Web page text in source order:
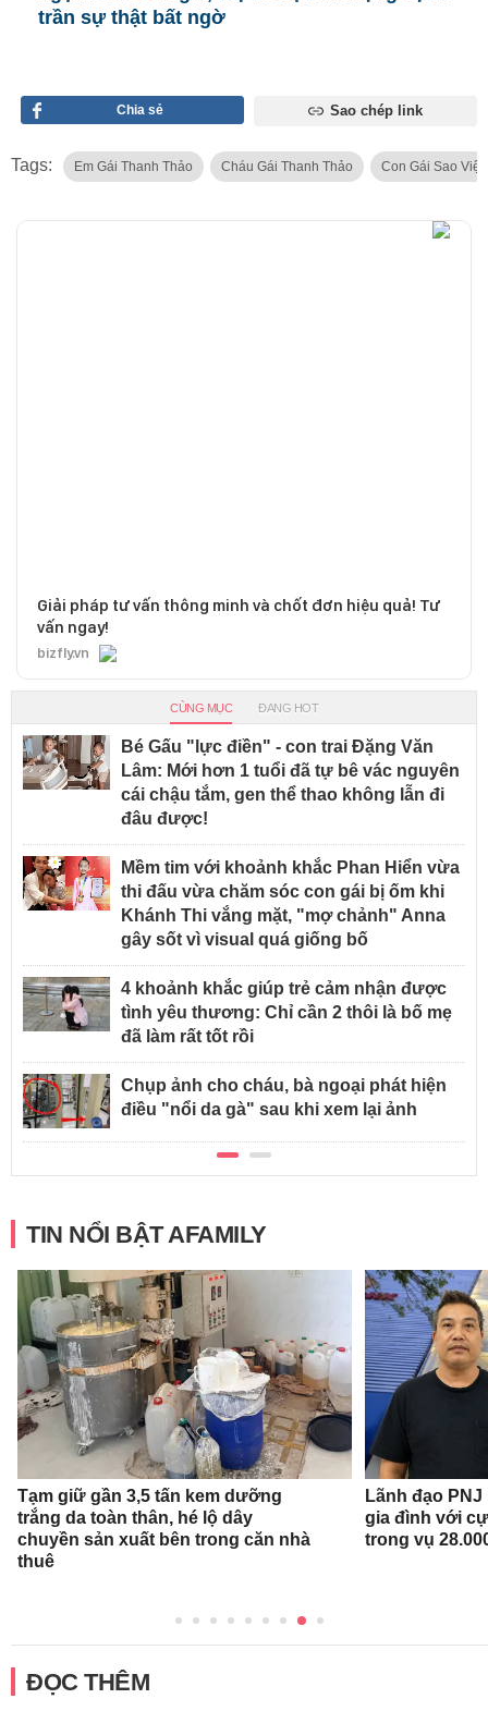
trần sự thật bất ngờ
Chia sẻ Sao chép link
Tags: Em Gái Thanh Thảo Cháu Gái Thanh Thảo Con Gái Sao Việt
Giải pháp tư vấn thông minh và chốt đơn hiệu quả! Tư
vấn ngay!
bizfly.vn
CÙNG MỤC ĐANG HOT
Bé Gấu "lực điền" - con trai Đặng Văn
Lâm: Mới hơn 1 tuổi đã tự bê vác nguyên
cái chậu tắm, gen thể thao không lẫn đi
đâu được!
Mềm tim với khoảnh khắc Phan Hiển vừa
thi đấu vừa chăm sóc con gái bị ốm khi
Khánh Thi vắng mặt, "mợ chảnh" Anna
gây sốt vì visual quá giống bố
4 khoảnh khắc giúp trẻ cảm nhận được
tình yêu thương: Chỉ cần 2 thôi là bố mẹ
đã làm rất tốt rồi
Chụp ảnh cho cháu, bà ngoại phát hiện
điều "nổi da gà" sau khi xem lại ảnh
TIN NỔI BẬT AFAMILY
Tạm giữ gần 3,5 tấn kem dưỡng
trắng da toàn thân, hé lộ dây
chuyền sản xuất bên trong căn nhà
thuê
Lãnh đạo
gia đình với
trong vụ
ĐỌC THÊM